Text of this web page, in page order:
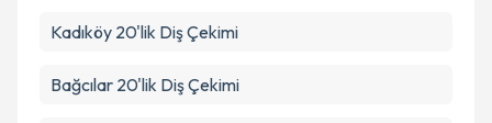
Kadıköy 20'lik Diş Çekimi
Bağcılar 20'lik Diş Çekimi